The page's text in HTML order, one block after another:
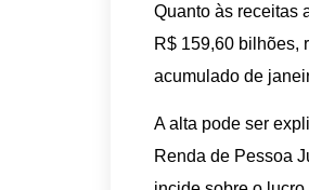
Quanto às receitas
R$ 159,60 bilhões,
acumulado de
A alta pode ser
Renda de Pessoa